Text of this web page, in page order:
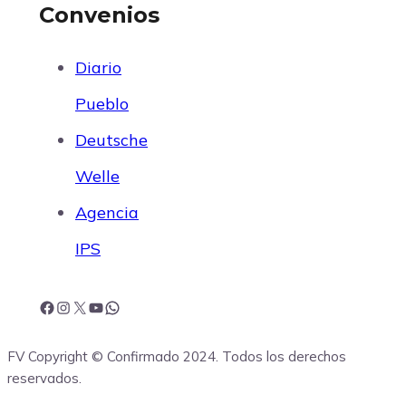
Convenios
Diario
Pueblo
Deutsche
Welle
Agencia
IPS
a n
o h
FV Copyright © Confirmado 2024. Todos los derechos
reservados.